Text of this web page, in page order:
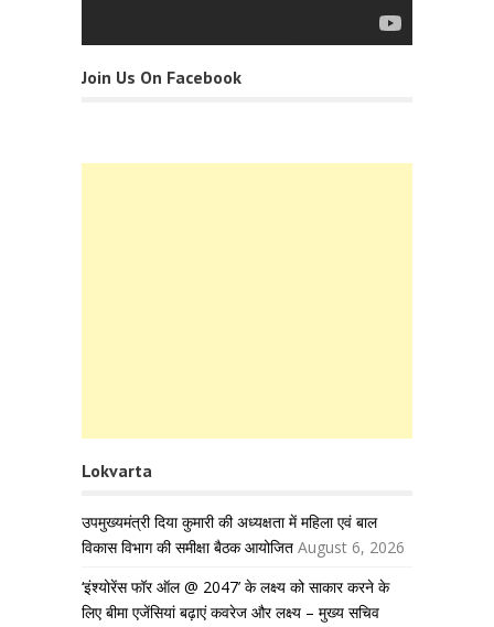
Join Us On Facebook
Lokvarta
उपमुख्यमंत्री दिया कुमारी की अध्यक्षता में महिला एवं बाल
विकास विभाग की समीक्षा बैठक आयोजित August 6, 2026
‘इंश्योरेंस फॉर ऑल @ 2047’ के लक्ष्य को साकार करने के
लिए बीमा एजेंसियां बढ़ाएं कवरेज और लक्ष्य – मुख्य सचिव